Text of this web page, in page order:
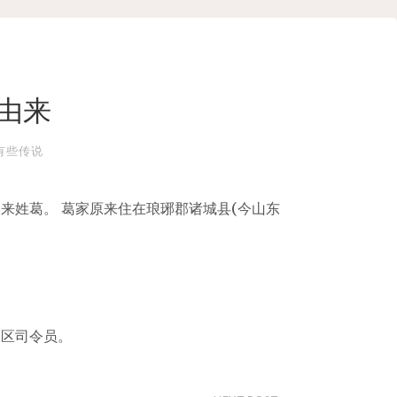
来
些传说
姓葛。 葛家原来住在琅琊郡诸城县(今山东
司令员。